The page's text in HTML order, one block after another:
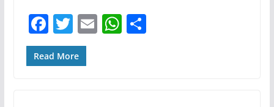
F
a
c
T
w
itt
E W S
Read More